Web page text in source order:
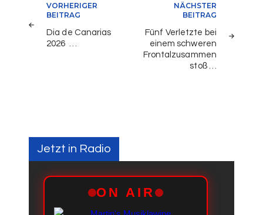
Beitragsnavigation
VORHERIGER
BEITRAG
Dia de Canarias
2026 …
NÄCHSTER
BEITRAG
Fünf Verletzte bei
einem schweren
Frontalzusammen
stoß …
Jetzt in Radio